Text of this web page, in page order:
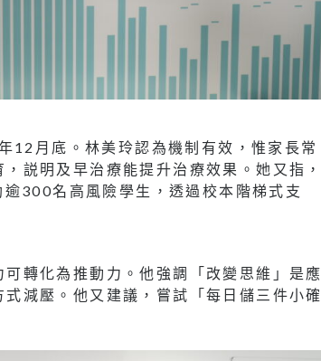
12月底。林美玲認為機制有效，惟家長常
説明及早治療能提升治療效果。她又指，
300名高風險學生，透過校本階梯式支
轉化為推動力。他強調「改變思維」是應
減壓。他又建議，嘗試「每日儲三件小確